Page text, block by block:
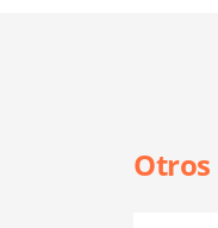
Otros